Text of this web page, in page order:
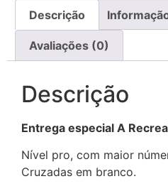
Descrição
Avaliações (0)
Descrição
Entrega especial A
Nível pro, com maior
Cruzadas em branco.